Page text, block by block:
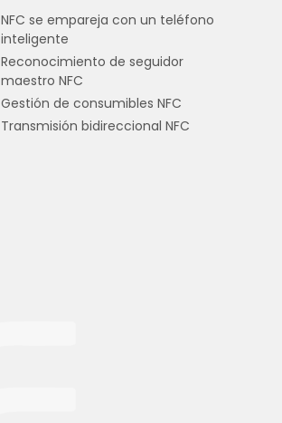
NFC se empareja con un teléfono
inteligente
Reconocimiento de seguidor
maestro NFC
Gestión de consumibles NFC
Transmisión bidireccional NFC